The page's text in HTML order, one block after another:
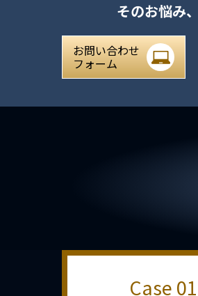
そのお悩み、
お問い合わせ
フォーム